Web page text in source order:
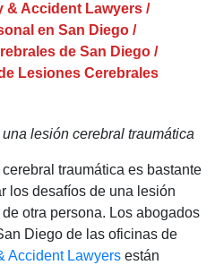
& Accident Lawyers /
en San Diego /
de San Diego /
Lesiones Cerebrales
lesión cerebral traumática
traumática es bastante
los desafíos de una lesión
otra persona. Los abogados
Diego de las oficinas de
Accident Lawyers están